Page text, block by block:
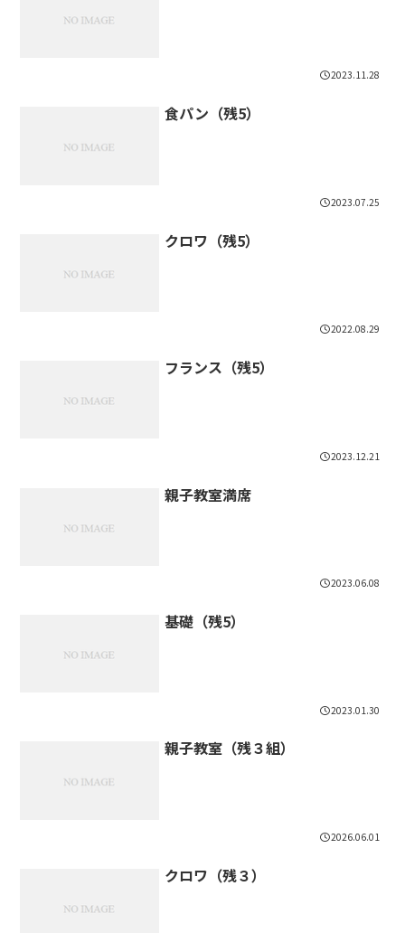
2023.11.28
食パン（残5）
2023.07.25
クロワ（残5）
2022.08.29
フランス（残5）
2023.12.21
親子教室満席
2023.06.08
基礎（残5）
2023.01.30
親子教室（残３組）
2026.06.01
クロワ（残３）